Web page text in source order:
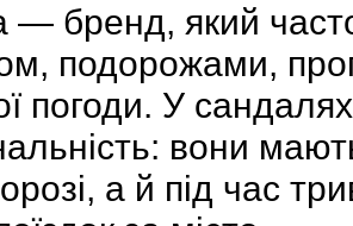
— бренд, який
подорожами,
погоди. У
вони
а й під час